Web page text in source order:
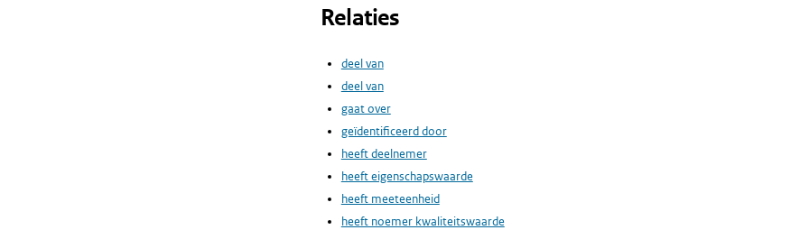
Relaties
deel van
deel van
gaat over
geïdentificeerd door
heeft deelnemer
heeft eigenschapswaarde
heeft meeteenheid
heeft noemer kwaliteitswaarde